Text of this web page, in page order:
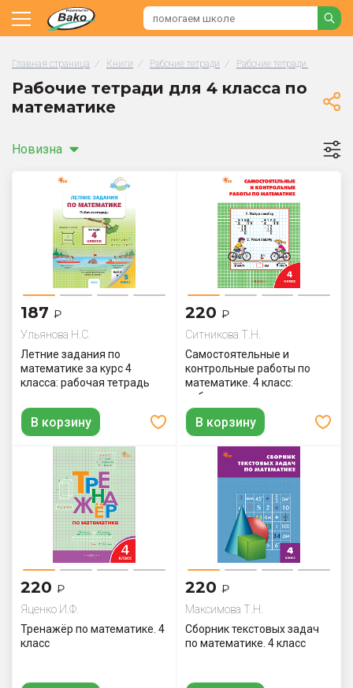
Главная страница / Книги / Рабочие тетради / Рабочие тетради по
Рабочие тетради для 4 класса по
математике
Новизна
187 ₽
Ульянова Н.С.
Летние задания по
математике за курс 4
класса: рабочая тетрадь
В корзину
220 ₽
Ситникова Т.Н.
Самостоятельные и
контрольные работы по
математике. 4 класс:
рабочая тетрадь
В корзину
220 ₽
Яценко И.Ф.
Тренажёр по математике. 4
класс
220 ₽
Максимова Т.Н.
Сборник текстовых задач
по математике. 4 класс